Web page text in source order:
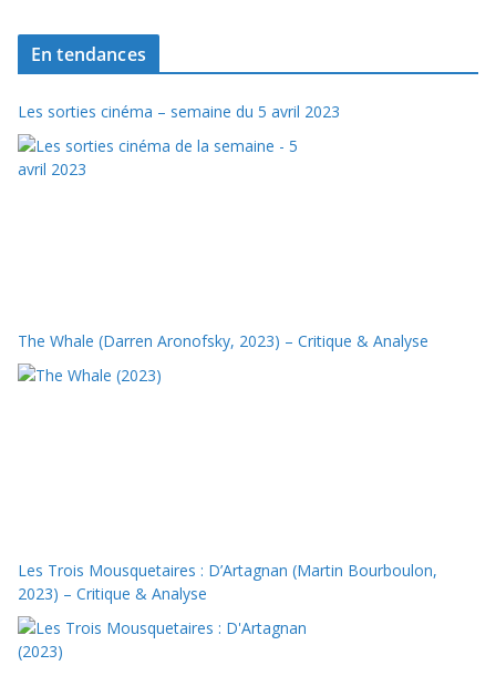
En tendances
Les sorties cinéma – semaine du 5 avril 2023
The Whale (Darren Aronofsky, 2023) – Critique & Analyse
Les Trois Mousquetaires : D’Artagnan (Martin Bourboulon,
2023) – Critique & Analyse